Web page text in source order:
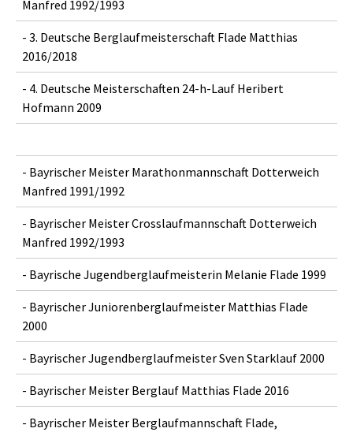
Manfred 1992/1993
- 3. Deutsche Berglaufmeisterschaft Flade Matthias
2016/2018
- 4. Deutsche Meisterschaften 24-h-Lauf Heribert
Hofmann 2009
- Bayrischer Meister Marathonmannschaft Dotterweich
Manfred 1991/1992
- Bayrischer Meister Crosslaufmannschaft Dotterweich
Manfred 1992/1993
- Bayrische Jugendberglaufmeisterin Melanie Flade 1999
- Bayrischer Juniorenberglaufmeister Matthias Flade
2000
- Bayrischer Jugendberglaufmeister Sven Starklauf 2000
- Bayrischer Meister Berglauf Matthias Flade 2016
- Bayrischer Meister Berglaufmannschaft Flade,